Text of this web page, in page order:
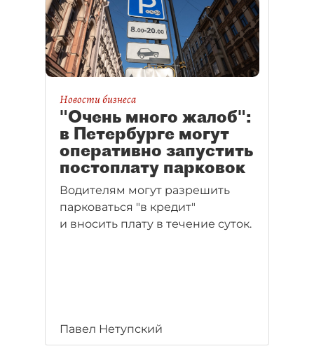
Новости бизнеса
"Очень много жалоб":
в Петербурге могут
оперативно запустить
постоплату парковок
Водителям могут разрешить
парковаться "в кредит"
и вносить плату в течение суток.
Павел Нетупский